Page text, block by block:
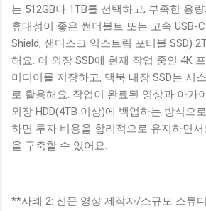
는 512GB나 1TB를 선택하고, 부족한 용
휴대성이 좋은 썬더볼트 또는 고속 USB-
Shield, 샌디스크 익스트림 포터블 SSD)
해요. 이 외장 SSD에 현재 작업 중인 4K
미디어를 저장하고, 맥북 내장 SSD는 시
로 활용해요. 작업이 완료된 영상과 아카
외장 HDD(4TB 이상)에 백업하는 방식으
하면 투자 비용을 합리적으로 유지하면
을 구축할 수 있어요.
**사례 2: 전문 영상 제작자/소규모 스튜